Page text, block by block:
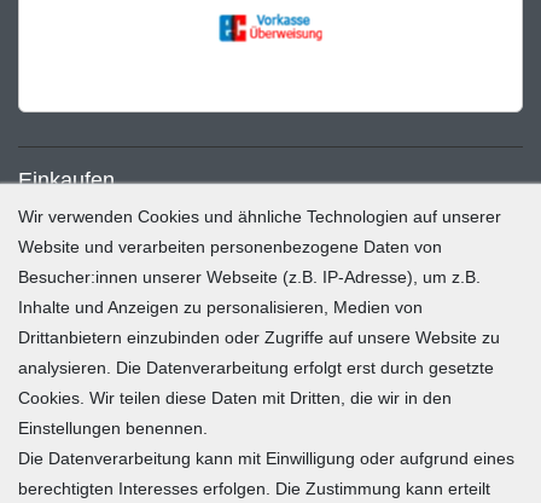
Einkaufen
Zahlung und Versand
Widerrufsrecht
Warenkorb
Zur Kasse
Mein Konto
Registrieren
Wir verwenden Cookies und ähnliche Technologien auf unserer
Website und verarbeiten personenbezogene Daten von
Besucher:innen unserer Webseite (z.B. IP-Adresse), um z.B.
Inhalte und Anzeigen zu personalisieren, Medien von
Drittanbietern einzubinden oder Zugriffe auf unsere Website zu
analysieren. Die Datenverarbeitung erfolgt erst durch gesetzte
Cookies. Wir teilen diese Daten mit Dritten, die wir in den
Einstellungen benennen.
Die Datenverarbeitung kann mit Einwilligung oder aufgrund eines
berechtigten Interesses erfolgen. Die Zustimmung kann erteilt